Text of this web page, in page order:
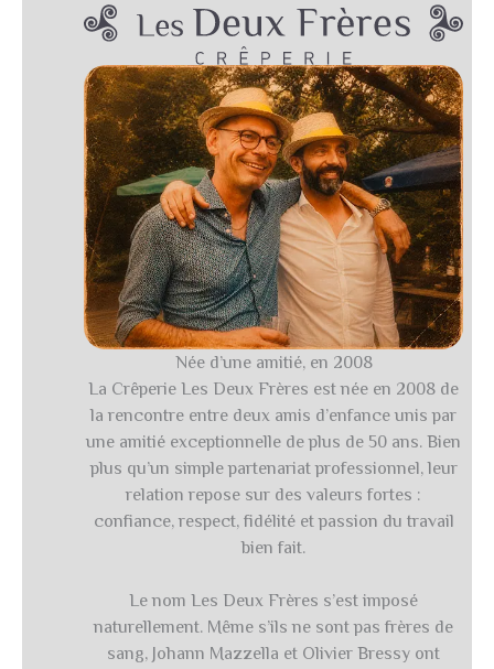
Née d’une amitié, en 2008
La Crêperie Les Deux Frères est née en 2008 de
la rencontre entre deux amis d’enfance unis par
une amitié exceptionnelle de plus de 50 ans. Bien
plus qu’un simple partenariat professionnel, leur
relation repose sur des valeurs fortes :
confiance, respect, fidélité et passion du travail
bien fait.
Le nom Les Deux Frères s’est imposé
naturellement. Même s’ils ne sont pas frères de
sang, Johann Mazzella et Olivier Bressy ont